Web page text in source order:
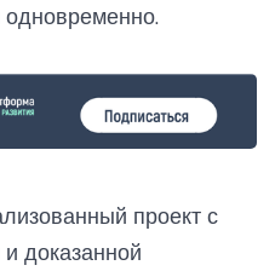
проект с
доказанной